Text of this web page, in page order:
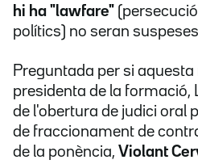
hi ha "lawfare"
polítics) no seran
Preguntada per si
presidenta de la formació,
de l'obertura de judici oral
de fraccionament de
de la ponència, Violant